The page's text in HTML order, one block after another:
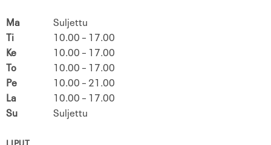
Ma
Suljettu
Ti
10.00 – 17.00
Ke
10.00 – 17.00
To
10.00 – 17.00
Pe
10.00 – 21.00
La
10.00 – 17.00
Su
Suljettu
LIPUT